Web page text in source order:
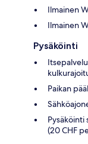
Ilmainen
Ilmainen
Pysäköinti
Paikan
Pysäköinti
(20 CHF